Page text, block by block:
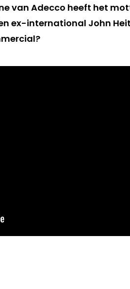
van Adecco heeft het
ex-international John